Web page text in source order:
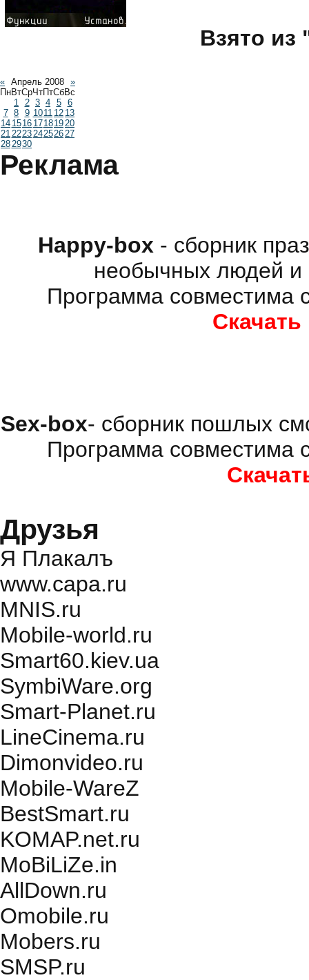
Взято из
« Апрель 2008 »
ПнВтСрЧтПтСбВс
1 2 3 4 5
6
7 8 9 1011 12 13
14 1516 17181920
21222324252627
282930
Реклама
Happy-box - сборник
необычных людей и
Программа совместима
Sex-box- сборник пошлых
Программа совместима
Друзья
Я Плакалъ
www.capa.ru
MNIS.ru
Mobile-world.ru
Smart60.kiev.ua
SymbiWare.org
Smart-Planet.ru
LineCinema.ru
Dimonvideo.ru
Mobile-WareZ
BestSmart.ru
KOMAP.net.ru
MoBiLiZe.in
AllDown.ru
Оmobile.ru
Mobers.ru
SMSP.ru